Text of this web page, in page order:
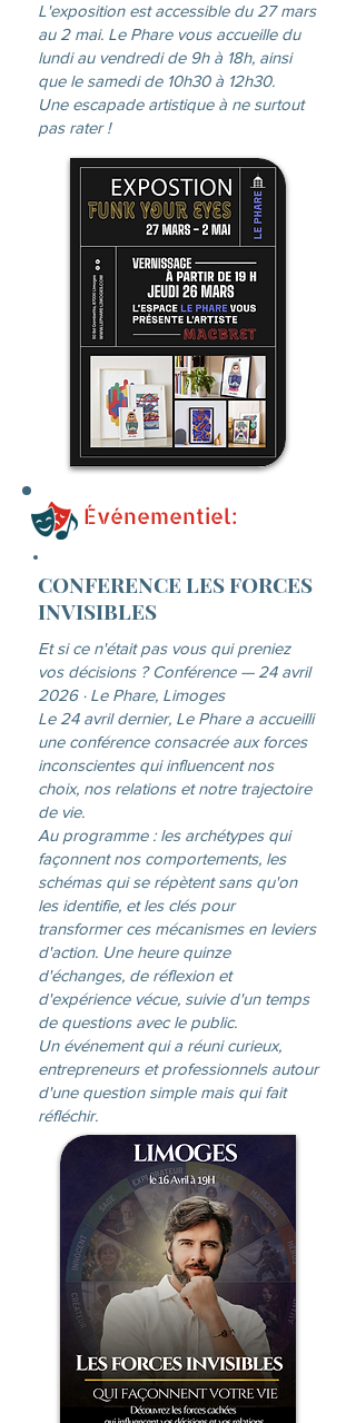
L'exposition est accessible du 27 mars
au 2 mai. Le Phare vous accueille du
lundi au vendredi de 9h à 18h, ainsi
que le samedi de 10h30 à 12h30.
Une escapade artistique à ne surtout
pas rater !
Événementiel:
CONFERENCE LES FORCES
INVISIBLES
Et si ce n'était pas vous qui preniez
vos décisions ? Conférence — 24 avril
2026 · Le Phare, Limoges
Le 24 avril dernier, Le Phare a accueilli
une conférence consacrée aux forces
inconscientes qui influencent nos
choix, nos relations et notre trajectoire
de vie.
Au programme : les archétypes qui
façonnent nos comportements, les
schémas qui se répètent sans qu'on
les identifie, et les clés pour
transformer ces mécanismes en leviers
d'action. Une heure quinze
d'échanges, de réflexion et
d'expérience vécue, suivie d'un temps
de questions avec le public.
Un événement qui a réuni curieux,
entrepreneurs et professionnels autour
d'une question simple mais qui fait
réfléchir.